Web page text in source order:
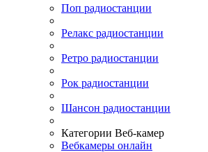
Поп радиостанции
Релакс радиостанции
Ретро радиостанции
Рок радиостанции
Шансон радиостанции
Категории Веб-камер
Вебкамеры онлайн